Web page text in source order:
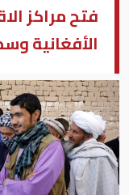
فتح مراكز
الأفغانية